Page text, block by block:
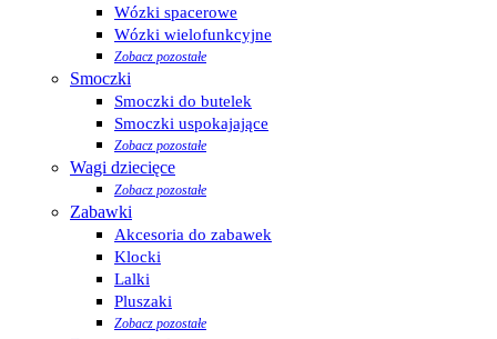
Wózki spacerowe
Wózki wielofunkcyjne
Zobacz pozostałe
Smoczki
Smoczki do butelek
Smoczki uspokajające
Zobacz pozostałe
Wagi dziecięce
Zobacz pozostałe
Zabawki
Akcesoria do zabawek
Klocki
Lalki
Pluszaki
Zobacz pozostałe